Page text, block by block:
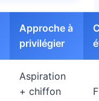
Approche à
privilégier
Aspiration
+ chiffon